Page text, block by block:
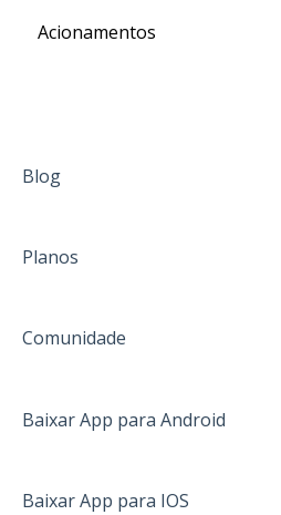
Acionamentos
Blog
Planos
Comunidade
Baixar App para Android
Baixar App para IOS